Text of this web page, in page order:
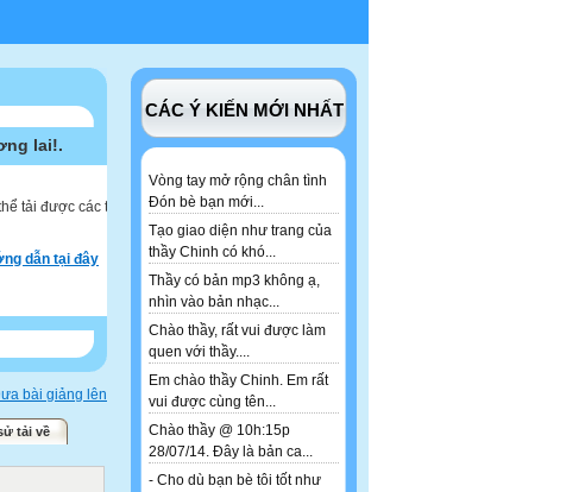
CÁC Ý KIẾN MỚI NHẤT
Vòng tay mở rộng chân tình
Đón bè bạn mới...
Tạo giao diện như trang của
thầy Chinh có khó...
Thầy có bản mp3 không ạ,
nhìn vào bản nhạc...
Chào thầy, rất vui được làm
quen với thầy....
Em chào thầy Chinh. Em rất
vui được cùng tên...
Chào thầy @ 10h:15p
28/07/14. Đây là bản ca...
- Cho dù bạn bè tôi tốt như
lai!.
tải được các tư
dẫn tại đây
bài giảng lên
tải về